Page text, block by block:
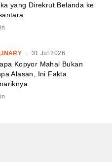
yang Direkrut Belanda ke
31 Jul 2026
Kopyor Mahal Bukan
Alasan, Ini Fakta